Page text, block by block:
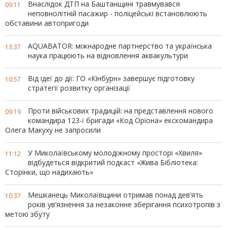
09:11
Внаслідок ДТП на Баштанщині травмувався
неповнолітній пасажир - поліцейські встановлюють
обставини автопригоди
13:37
AQUABATOR: міжнародне партнерство та українська
наука працюють на відновлення аквакультури
10:57
Від ідеї до дії: ГО «Кінбурн» завершує підготовку
стратегії розвитку організації
09:19
Проти військових традицій: на представлення нового
командира 123-ї бригади «Код Оріона» екскомандира
Олега Макуху не запросили
11:12
У Миколаївському молодіжному просторі «Хвиля»
відбудеться відкритий подкаст «Жива Бібліотека:
Сторінки, що надихають»
10:37
Мешканець Миколаївщини отримав понад дев’ять
років ув’язнення за незаконне зберігання психотропів з
метою збуту